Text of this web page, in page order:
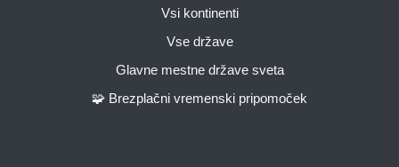
Vsi kontinenti
Vse države
Glavne mestne države sveta
🧩 Brezplačni vremenski pripomoček